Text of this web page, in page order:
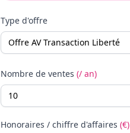
Type d'offre
Nombre de ventes (/ an)
Honoraires / chiffre d'affaires (€)